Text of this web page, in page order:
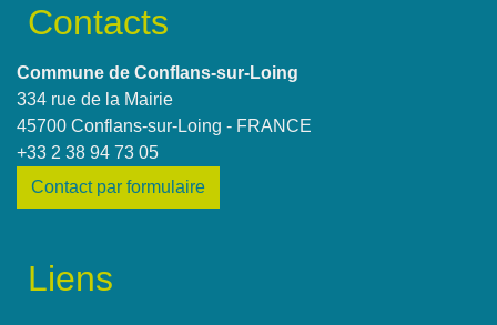
Contacts
Commune de Conflans-sur-Loing
334 rue de la Mairie
45700 Conflans-sur-Loing - FRANCE
+33 2 38 94 73 05
Contact par formulaire
Liens